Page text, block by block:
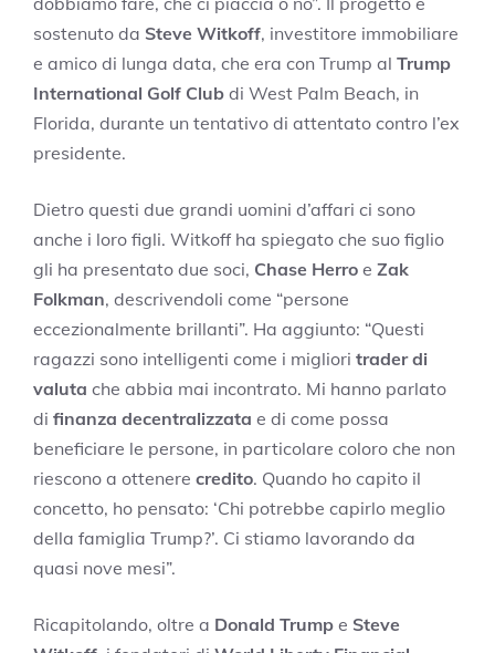
sostenuto da Steve Witkoff, investitore immobiliare
e amico di lunga data, che era con Trump al Trump
International Golf Club di West Palm Beach, in
Florida, durante un tentativo di attentato contro l’ex
presidente.
Dietro questi due grandi uomini d’affari ci sono
anche i loro figli. Witkoff ha spiegato che suo figlio
gli ha presentato due soci, Chase Herro e Zak
Folkman, descrivendoli come “persone
eccezionalmente brillanti”. Ha aggiunto: “Questi
ragazzi sono intelligenti come i migliori trader di
valuta che abbia mai incontrato. Mi hanno parlato
di finanza decentralizzata e di come possa
beneficiare le persone, in particolare coloro che non
riescono a ottenere credito. Quando ho capito il
concetto, ho pensato: ‘Chi potrebbe capirlo meglio
della famiglia Trump?’. Ci stiamo lavorando da
quasi nove mesi”.
Ricapitolando, oltre a Donald Trump e Steve